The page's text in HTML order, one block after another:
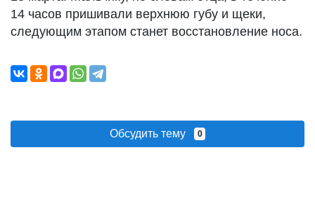
14 часов пришивали верхнюю губу и щеки,
следующим этапом станет восстановление носа.
Обсудить тему 0